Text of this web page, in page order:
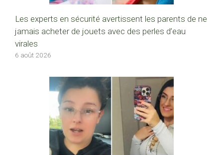
Les experts en sécurité avertissent les parents de ne
jamais acheter de jouets avec des perles d’eau
virales
6 août 2026